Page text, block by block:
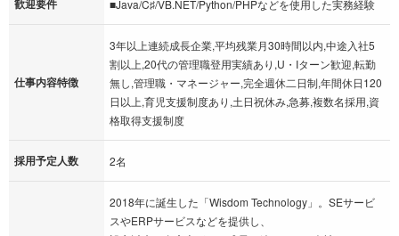
歓迎要件 ■Java/C♯/VB.NET/Python/PHPなどを使用した実務経験
仕事内容特徴
3年以上連続成長企業,平均残業月30時間以内,中途入社5
割以上,20代の管理職登用実績あり,U・Iターン歓迎,転勤
無し,管理職・マネージャー,完全週休二日制,年間休日120
日以上,育児支援制度あり,土日祝休み,急募,複数名採用,資
格取得支援制度
採用予定人数 2名
2018年に誕生した「Wisdom Technology」。SEサービ
スやERPサービスなどを提供し、